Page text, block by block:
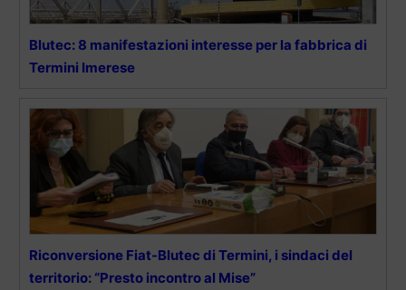
Blutec: 8 manifestazioni interesse per la fabbrica di
Termini Imerese
Riconversione Fiat-Blutec di Termini, i sindaci del
territorio: “Presto incontro al Mise”